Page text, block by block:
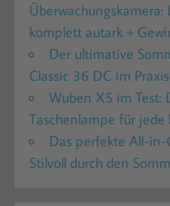
komplett autark +
Der ultimative
Classic 36 DC im
Wuben X5 im Test:
Taschenlampe für jede
Das perfekte All-
Stilvoll durch den